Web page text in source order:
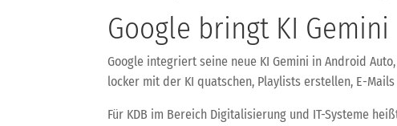
Google bringt KI
Google integriert seine neue KI Gemini in Android
locker mit der KI quatschen, Playlists erstellen, E-
Für KDB im Bereich Digitalisierung und IT-Systeme